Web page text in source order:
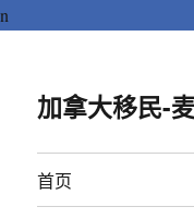
n
加拿大移民-
首页